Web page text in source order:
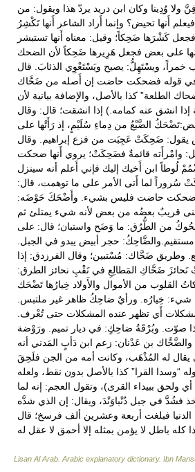
وُدِينا وكان ابن دريد يردّ هذا ويقول: من
أَنها تحيض؟ وإنما أَراد الشاعر أَنها تَكْشِرُ
كَشْرَها ضَحِكاً؛ وقيل: معناه أَنها تستبشر
على بعض فجعل هَرِيرها ضَحِكاً لأن الضحك
خمراً، ويسْتَهِلُّ: يصيح ويَسْتَعْوِي الذئابَ. قال
في قوله فضحكت حاضت إن أَصله من ضَحَّاك
الطلعة” كذا بالأصل، والإضافة بيانية لأن
إذا انشق عنه كمامه.) إذا انشقت؛ قال: وقال
الضَّبْعُ من دِماءِ سُلَيْمٍ، إذ رَأَتْها على
يقول: ضَحِكَتْ عَجِبَت من فزع إبراهيم. وقال
وامْرأَته قائمةٌ فضَحِكَتْ؛ يروي أَنها ضحكت
لُوطاً ابن أَخيك إليك فإني أَعلم أنه سينزل
سُروراً لما أَتى الأمر على ما توهمت، قال:
ضحكت حاضت فليس بشيء. وأَضْحَكَ حَوْضَه:
قريبٌ بعضُه من بعض لأنه شيء يمتلئ ثم
من الطُّرُق: ما وَضَح واستبان؛ قال: على
حجر أبيض يبدو في الجبل.
وطريق ضَحَّاك: مُسْتبين؛ وقال الفرزدق: إذا
نَحائزَ ضَحَّاكِ المَطالِعِ في نَقْبِ نحائز الطرق:
القلوب من الأموال والأَولاد خِيارُها تَضْحَك
شيء: خِيارُه. ورأيٌ ضاحِكُ ظاهر غير ملتبس.
أَي تظهر عنده المشكلات حتى تُعْرف.
صوّت. وبُرْقَةُ ضاحِكٍ: في ديار تميم. ورَوْضة
بن عَدْنان: زعم ابن دَأبٍ المَدني أنه
يقال له المُذْهَب، وكانت أمه من الجن فلَحِقَ
“وسدا القرا” كذا بالأصل بدون نقط، ولعله
ولحق ببيداء القرى)، وتقول العجم: إنه لما
فشُدََّ في جبل دُنْباوَنْدَ، ويقال: إن الذي شدَّه
فبلغت أربعة وعشرين ألف فرسخ؛ قال
Lisan Al Arab. Arabic explanatory dictionary. Ibn